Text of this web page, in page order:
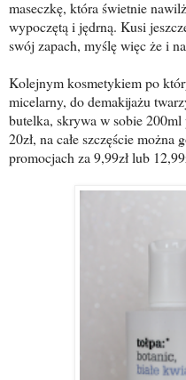
maseczkę, która świetnie
wypoczętą i jędrną. Kusi
swój zapach, myślę więc że i
Kolejnym kosmetykiem po
micelarny, do demakijażu
butelka, skrywa w sobie 200ml
20zł, na całe szczęście
promocjach za 9,99zł lub